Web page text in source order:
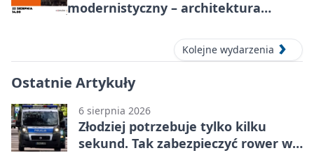
modernistyczny – architektura
Kolejne wydarzenia
Ostatnie Artykuły
6 sierpnia 2026
Złodziej potrzebuje tylko kilku
sekund. Tak zabezpieczyć rower w